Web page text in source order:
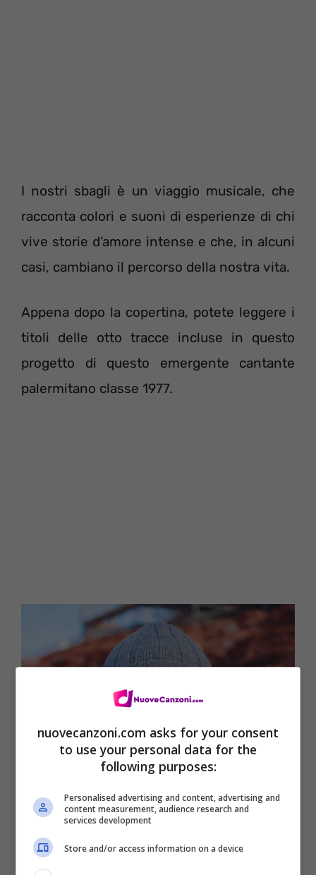
I nostri sbagli è un viaggio musicale, che
racconta colori e suoni di esperienze di chi
vive storie d’amore intense e che, in alcuni
casi, cambiano il percorso della nostra vita.
Appena dopo la copertina, potete leggere i
titoli delle otto tracce incluse in questo
progetto di questo emergente cantante
palermitano classe 1977.
nuovecanzoni.com asks for your consent
to use your personal data for the
following purposes:
Personalised advertising and content, advertising and
content measurement, audience research and
services development
Store and/or access information on a device